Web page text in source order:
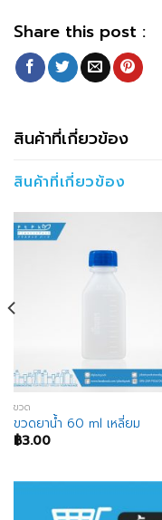
Share this post :
สินค้าที่เกี่ยวข้อง
สินค้าที่เกี่ยวข้อง
ขวด
ขวดยาน้ำ 60 ml เหลี่ยม
฿3.00